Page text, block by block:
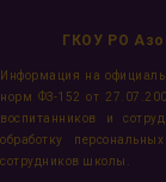
ГКОУ РО
Информация на
норм ФЗ-152 от
воспитанников и
обработку
сотрудников школы.